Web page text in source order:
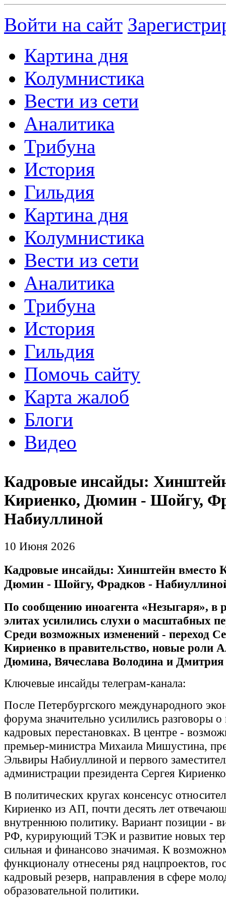
Войти на сайт
Картина дня
Колумнистика
Вести из сети
Аналитика
Трибуна
История
Гильдия
Картина дня
Колумнистика
Вести из сети
Аналитика
Трибуна
История
Гильдия
Помочь сайту
Карта жалоб
Блоги
Видео
Кадровые инсайды:
Кириенко, Дюмин - Шойгу,
Набиуллиной
10 Июня 2026
Кадровые инсайды: Хинштейн вместо
Дюмин - Шойгу, Фрадков -
По сообщению иноагента «Незыгаря», в
элитах усилились слухи о масштабных
Среди возможных изменений - переход
Кириенко в правительство, новые роли
Дюмина, Вячеслава Володина и Дмитрия
Ключевые инсайды телеграм-канала:
После Петербургского международного
форума значительно усилились разговоры
кадровых перестановках. В центре -
премьер-министра Михаила Мишустина,
Эльвиры Набиуллиной и первого
администрации президента Сергея
В политических кругах консенсус
Кириенко из АП, почти десять лет
внутреннюю политику. Вариант позиции -
РФ, курирующий ТЭК и развитие новых
сильная и финансово значимая. К
функционалу отнесены ряд нацпроектов,
кадровый резерв, направления в сфере
образовательной политики.